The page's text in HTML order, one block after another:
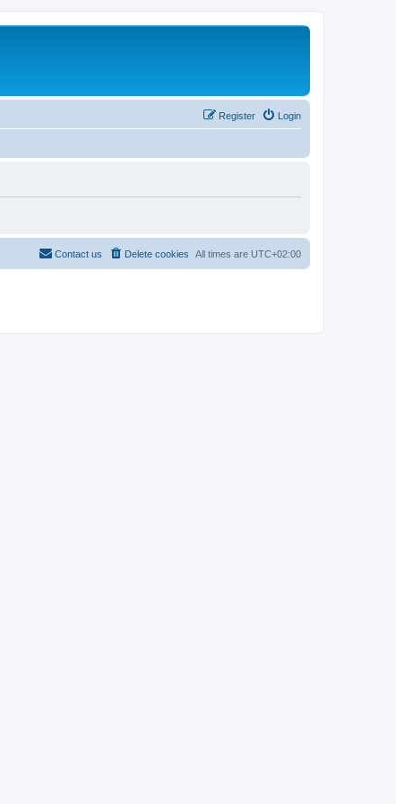
Login
Register
All times are UTC+02:00
Delete cookies
Contact us